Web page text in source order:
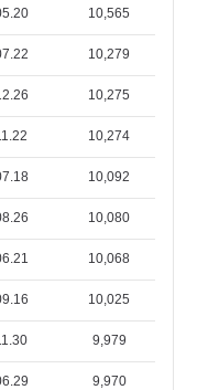
10,565
10,279
10,275
10,274
10,092
10,080
10,068
10,025
9,979
9,970